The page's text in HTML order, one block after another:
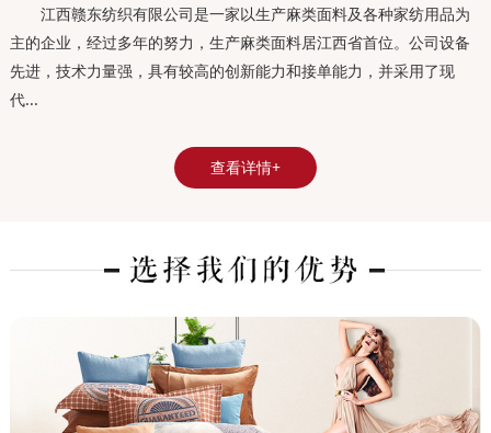
江西赣东纺织有限公司是一家以生产麻类面料及各种家纺用品为
主的企业，经过多年的努力，生产麻类面料居江西省首位。公司设备
先进，技术力量强，具有较高的创新能力和接单能力，并采用了现
代...
查看详情+